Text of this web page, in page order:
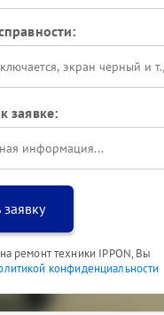
заявке:
ремонт техники IPPON, Вы
конфиденциальности